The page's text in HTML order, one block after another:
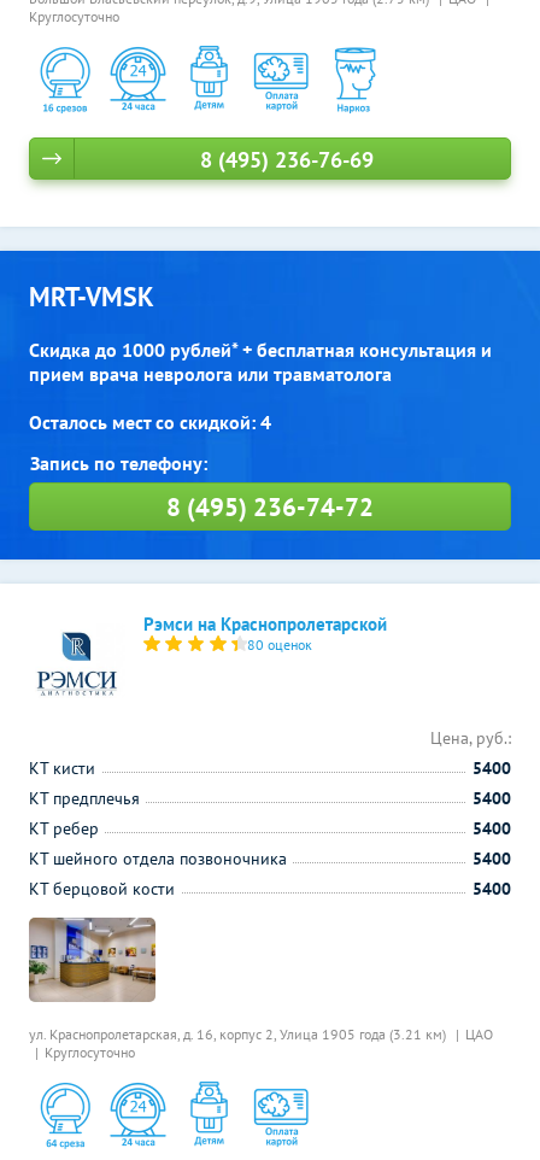
Круглосуточно
8 (495) 236-76-69
MRT-VMSK
Скидка до 1000 рублей* + бесплатная консультация и
прием врача невролога или травматолога
Осталось мест со скидкой: 4
8 (495) 236-74-72
Рэмси на Краснопролетарской
80 оценок
ул. Краснопролетарская, д. 16, корпус 2, Улица 1905 года (3.21 км)
ЦАО
Круглосуточно
Цена, руб.:
КТ кисти
5400
КТ предплечья
5400
КТ ребер
5400
КТ шейного отдела позвоночника
5400
КТ берцовой кости
5400